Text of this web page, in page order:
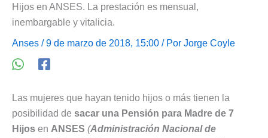
Hijos en ANSES. La prestación es mensual,
inembargable y vitalicia.
Anses / 9 de marzo de 2018, 15:00 / Por Jorge Coyle
Las mujeres que hayan tenido hijos o más tienen la
posibilidad de sacar una Pensión para Madre de 7
Hijos en ANSES (Administración Nacional de